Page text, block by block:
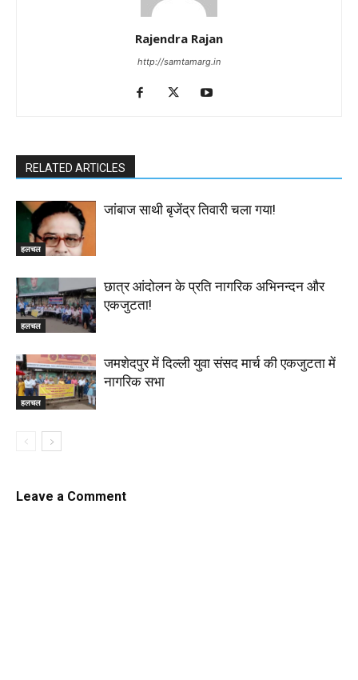
Rajendra Rajan
http://samtamarg.in
RELATED ARTICLES
हलचल
जांबाज साथी बृजेंद्र तिवारी चला गया!
हलचल
छात्र आंदोलन के प्रति नागरिक अभिनन्दन और
एकजुटता!
हलचल
जमशेदपुर में दिल्ली युवा संसद मार्च की एकजुटता में
नागरिक सभा
Leave a Comment